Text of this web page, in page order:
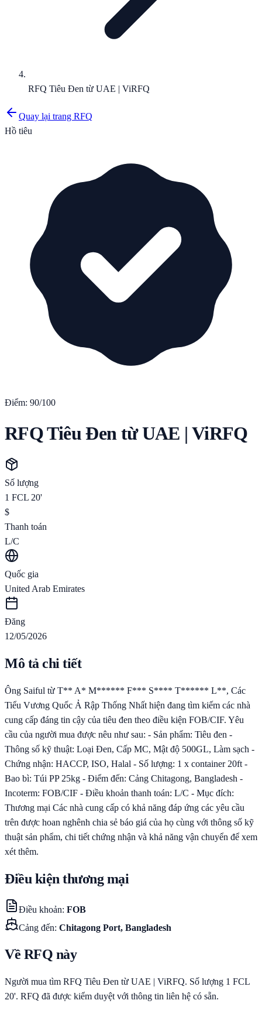
RFQ Tiêu Đen từ UAE | ViRFQ
Quay lại trang RFQ
Hồ tiêu
Điểm: 90/100
RFQ Tiêu Đen từ UAE | ViRFQ
Số lượng
1 FCL 20'
$
Thanh toán
L/C
Quốc gia
United Arab Emirates
Đăng
12/05/2026
Mô tả chi tiết
Ông Saiful từ T** A* M****** F*** S**** T****** L**, Các
Tiểu Vương Quốc Ả Rập Thống Nhất hiện đang tìm kiếm các nhà
cung cấp đáng tin cậy của tiêu đen theo điều kiện FOB/CIF. Yêu
cầu của người mua được nêu như sau: - Sản phẩm: Tiêu đen -
Thông số kỹ thuật: Loại Đen, Cấp MC, Mật độ 500GL, Làm sạch -
Chứng nhận: HACCP, ISO, Halal - Số lượng: 1 x container 20ft -
Bao bì: Túi PP 25kg - Điểm đến: Cảng Chitagong, Bangladesh -
Incoterm: FOB/CIF - Điều khoản thanh toán: L/C - Mục đích:
Thương mại Các nhà cung cấp có khả năng đáp ứng các yêu cầu
trên được hoan nghênh chia sẻ báo giá của họ cùng với thông số kỹ
thuật sản phẩm, chi tiết chứng nhận và khả năng vận chuyển để xem
xét thêm.
Điều kiện thương mại
Điều khoản: FOB
Cảng đến: Chitagong Port, Bangladesh
Về RFQ này
Người mua tìm RFQ Tiêu Đen từ UAE | ViRFQ. Số lượng 1 FCL
20'. RFQ đã được kiểm duyệt với thông tin liên hệ có sẵn.